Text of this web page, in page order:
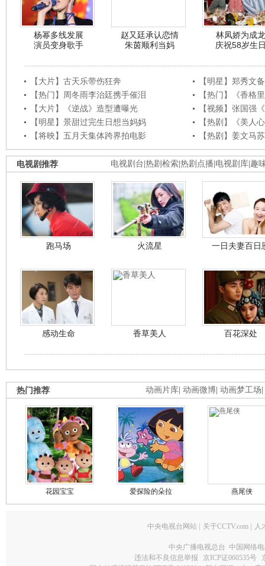
杨幂多线发展
演员变身歌手
赵又廷承认恋情
朱茵顺利当妈
林凤娇为成龙
庆祝58岁生
【大片】古天乐带伤狂奔
【明星】郑秀文
【热门】周冬雨李治廷携手催泪
【热门】《香格
【大片】《逆战》造型遭曝光
【视频】张国强
【明星】景甜过完生日想当妈妈
【热剧】《美人
【将映】五月天集体跨界拍电影
【热剧】姜文马
电视剧台 热剧检索 热剧点播 电视剧库 趣
电视剧推荐
跑马场 火流星 一日夫妻百日
感动生命 香草美人 百花深处
动画片库 动画微博 动画梦工场
热门推荐
花园宝宝 爱探险的朵拉 燕尾侠
中央电视台网站 关于CCTV.com 人
中央广播电视总台 中国网络
违法和不良信息举报
京ICP证060535号